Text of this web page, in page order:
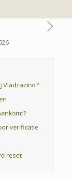
Vladcazino?
verificatie
reset